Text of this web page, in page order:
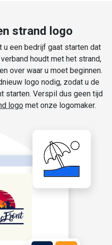
strand logo
een bedrijf gaat starten dat
houdt met het strand,
over waar u moet beginnen.
logo nodig, zodat u de
starten. Verspil dus geen tijd
logomet onze logomaker.